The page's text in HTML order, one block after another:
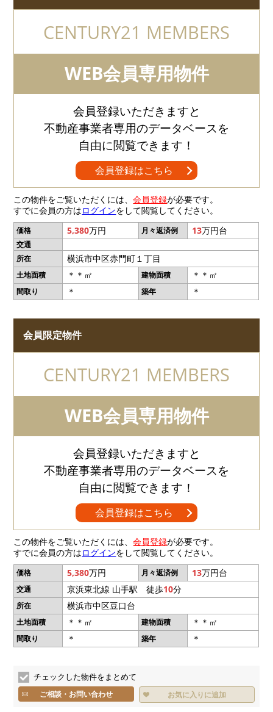
CENTURY21 MEMBERS
WEB会員専用物件
会員登録いただきますと
不動産事業者専用のデータベースを
自由に閲覧できます！
会員登録はこちら
この物件をご覧いただくには、会員登録が必要です。
すでに会員の方はログインをして閲覧してください。
価格 5,380万円 月々返済例 13万円台
交通
所在
横浜市中区赤門町１丁目
土地面積 ＊＊㎡ 建物面積 ＊＊㎡
間取り ＊ 築年 ＊
会員限定物件
CENTURY21 MEMBERS
WEB会員専用物件
会員登録いただきますと
不動産事業者専用のデータベースを
自由に閲覧できます！
会員登録はこちら
この物件をご覧いただくには、会員登録が必要です。
すでに会員の方はログインをして閲覧してください。
価格 5,380万円 月々返済例 13万円台
交通 京浜東北線 山手駅 徒歩10分
所在 横浜市中区豆口台
土地面積 ＊＊㎡ 建物面積 ＊＊㎡
間取り ＊ 築年 ＊
チェックした物件をまとめて
ご相談・お問い合わせ お気に入りに追加